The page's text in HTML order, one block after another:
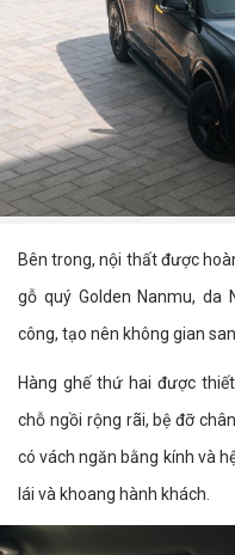
Bên trong, nội thất được
gỗ quý Golden Nanmu, da
công, tạo nên không gian
Hàng ghế thứ hai được
chỗ ngồi rộng rãi, bệ đỡ
có vách ngăn bằng kính và
lái và khoang hành khách.